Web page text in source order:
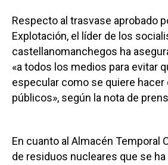
Respecto al trasvase aprobado
Explotación, el líder de los
castellanomanchegos ha
«a todos los medios para evitar
especular como se quiere
públicos», según la nota de
En cuanto al Almacén Temporal
de residuos nucleares que se